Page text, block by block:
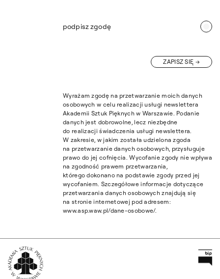
podpisz zgodę
ZAPISZ SIĘ
Wyrażam zgodę na przetwarzanie moich danych
osobowych w celu realizacji usługi newslettera
Akademii Sztuk Pięknych w Warszawie. Podanie
danych jest dobrowolne, lecz niezbędne
do realizacji świadczenia usługi newslettera.
W zakresie, w jakim została udzielona zgoda
na przetwarzanie danych osobowych, przysługuje
prawo do jej cofnięcia. Wycofanie zgody nie wpływa
na zgodność prawem przetwarzania,
którego dokonano na podstawie zgody przed jej
wycofaniem. Szczegółowe informacje dotyczące
przetwarzania danych osobowych znajdują się
na stronie internetowej pod adresem:
www.asp.waw.pl/dane-osobowe/.